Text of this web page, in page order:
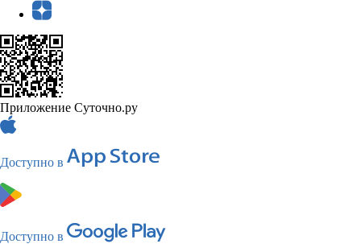
Приложение Суточно.ру
Доступно в
Доступно в